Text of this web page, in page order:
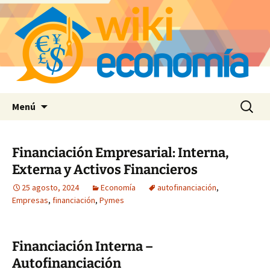
Menú Buscar:
Financiación Empresarial: Interna,
Externa y Activos Financieros
25 agosto, 2024 Economía autofinanciación,
Empresas, financiación, Pymes
Financiación Interna –
Autofinanciación